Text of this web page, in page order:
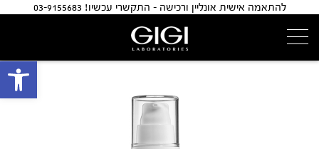
להתאמה אישית אונליין ורכישה - התקשרי עכשיו! 03-9155683